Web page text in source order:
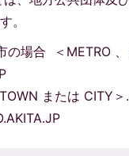
。
の場合 ＜METRO
または CITY